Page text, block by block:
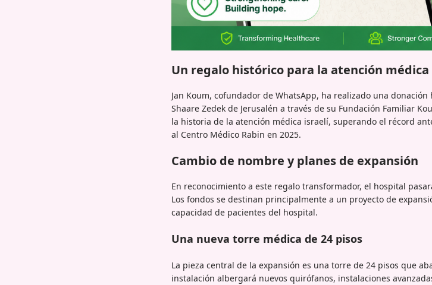
Un regalo histórico para la atención
Jan Koum, cofundador de WhatsApp, ha realizado una
Shaare Zedek de Jerusalén a través de su Fundación Familiar
la historia de la atención médica israelí, superando el récord
al Centro Médico Rabin en 2025.
Cambio de nombre y planes de expansión
En reconocimiento a este regalo transformador, el hospital
Los fondos se destinan principalmente a un proyecto de
capacidad de pacientes del hospital.
Una nueva torre médica de 24 pisos
La pieza central de la expansión es una torre de 24 pisos que
instalación albergará nuevos quirófanos, instalaciones